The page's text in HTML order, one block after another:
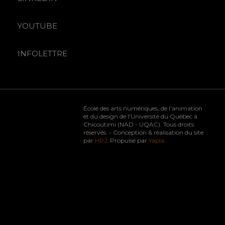
YOUTUBE
INFOLETTRE
École des arts numériques, de l'animation
et du design de l'Université du Québec à
Chicoutimi (NAD - UQAC). Tous droits
réservés. - Conception & réalisation du site
par HPJ. Propulsé parYapla.